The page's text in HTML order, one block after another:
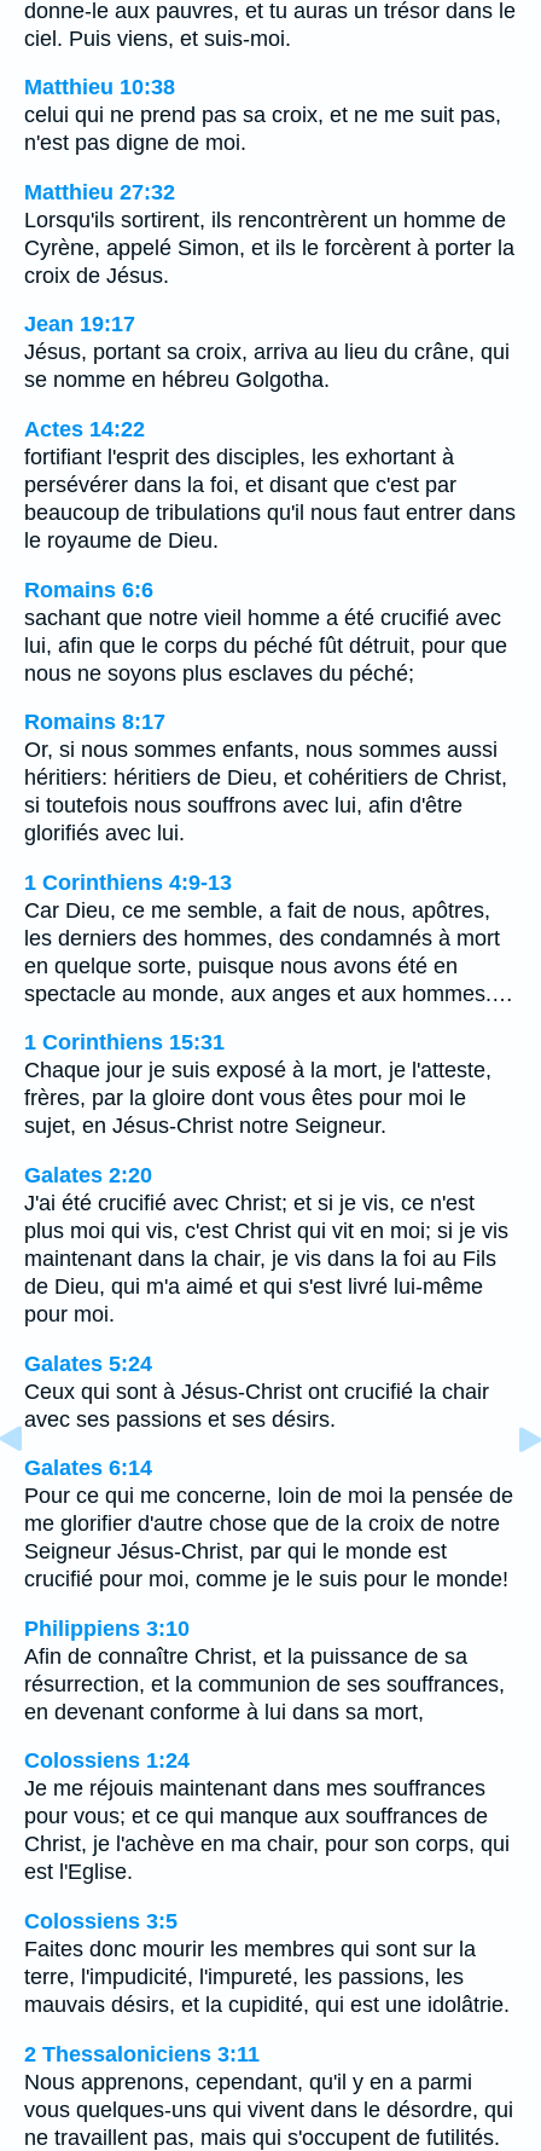
donne-le aux pauvres, et tu auras un trésor dans le
ciel. Puis viens, et suis-moi.
Matthieu 10:38
celui qui ne prend pas sa croix, et ne me suit pas,
n'est pas digne de moi.
Matthieu 27:32
Lorsqu'ils sortirent, ils rencontrèrent un homme de
Cyrène, appelé Simon, et ils le forcèrent à porter la
croix de Jésus.
Jean 19:17
Jésus, portant sa croix, arriva au lieu du crâne, qui
se nomme en hébreu Golgotha.
Actes 14:22
fortifiant l'esprit des disciples, les exhortant à
persévérer dans la foi, et disant que c'est par
beaucoup de tribulations qu'il nous faut entrer dans
le royaume de Dieu.
Romains 6:6
sachant que notre vieil homme a été crucifié avec
lui, afin que le corps du péché fût détruit, pour que
nous ne soyons plus esclaves du péché;
Romains 8:17
Or, si nous sommes enfants, nous sommes aussi
héritiers: héritiers de Dieu, et cohéritiers de Christ,
si toutefois nous souffrons avec lui, afin d'être
glorifiés avec lui.
1 Corinthiens 4:9-13
Car Dieu, ce me semble, a fait de nous, apôtres,
les derniers des hommes, des condamnés à mort
en quelque sorte, puisque nous avons été en
spectacle au monde, aux anges et aux hommes.…
1 Corinthiens 15:31
Chaque jour je suis exposé à la mort, je l'atteste,
frères, par la gloire dont vous êtes pour moi le
sujet, en Jésus-Christ notre Seigneur.
Galates 2:20
J'ai été crucifié avec Christ; et si je vis, ce n'est
plus moi qui vis, c'est Christ qui vit en moi; si je vis
maintenant dans la chair, je vis dans la foi au Fils
de Dieu, qui m'a aimé et qui s'est livré lui-même
pour moi.
Galates 5:24
Ceux qui sont à Jésus-Christ ont crucifié la chair
avec ses passions et ses désirs.
Galates 6:14
Pour ce qui me concerne, loin de moi la pensée de
me glorifier d'autre chose que de la croix de notre
Seigneur Jésus-Christ, par qui le monde est
crucifié pour moi, comme je le suis pour le monde!
Philippiens 3:10
Afin de connaître Christ, et la puissance de sa
résurrection, et la communion de ses souffrances,
en devenant conforme à lui dans sa mort,
Colossiens 1:24
Je me réjouis maintenant dans mes souffrances
pour vous; et ce qui manque aux souffrances de
Christ, je l'achève en ma chair, pour son corps, qui
est l'Eglise.
Colossiens 3:5
Faites donc mourir les membres qui sont sur la
terre, l'impudicité, l'impureté, les passions, les
mauvais désirs, et la cupidité, qui est une idolâtrie.
2 Thessaloniciens 3:11
Nous apprenons, cependant, qu'il y en a parmi
vous quelques-uns qui vivent dans le désordre, qui
ne travaillent pas, mais qui s'occupent de futilités.